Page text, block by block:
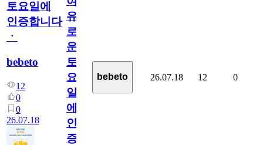
토요일에
인증합니다
ㆍ
bebeto
12
0
0
26.07.18
유
로
운
토
요
일
에
인
증
bebeto 26.07.18 12 0